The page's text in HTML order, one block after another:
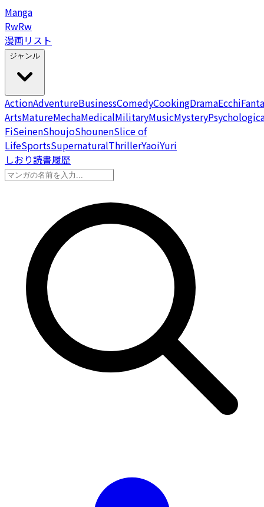
Manga
RwRw
漫画リスト
ジャンル
ActionAdventureBusinessComedyCookingDramaEcchi
ArtsMatureMechaMedicalMilitaryMusicMystery
FiSeinenShoujoShounenSlice of
LifeSportsSupernaturalThrillerYaoiYuri
しおり読書履歴